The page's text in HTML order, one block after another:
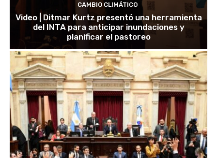
CAMBIO CLIMÁTICO
Video | Ditmar Kurtz presentó una herramienta
del INTA para anticipar inundaciones y
planificar el pastoreo